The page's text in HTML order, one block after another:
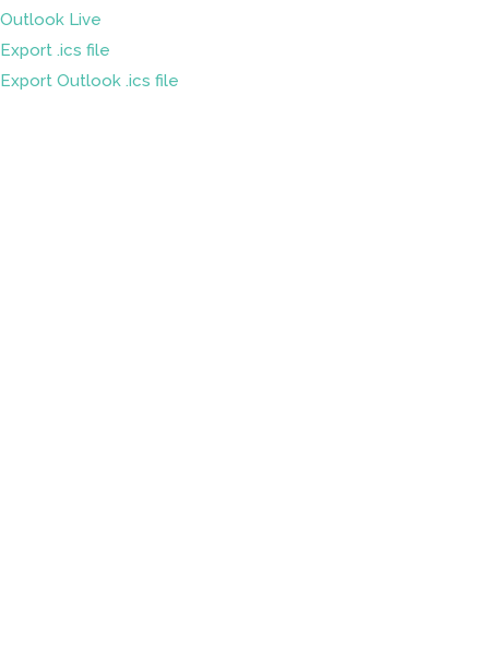
Outlook Live
Export .ics file
Export Outlook .ics file